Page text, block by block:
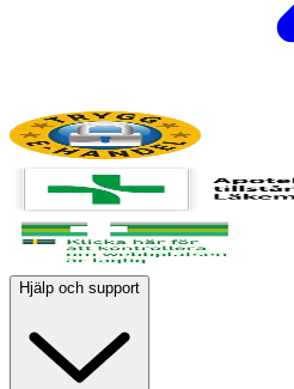
Hjälp och support